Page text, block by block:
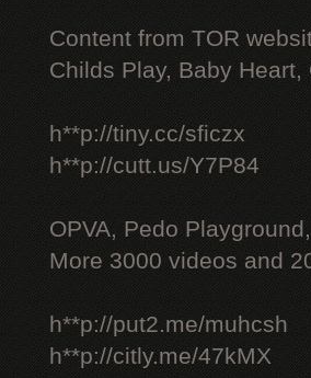
Content from TOR
Childs Play, Baby
h**p://tiny.cc/sficzx
h**p://cutt.us/Y7P84
OPVA, Pedo
More 3000 videos and
h**p://put2.me/muhcsh
h**p://citly.me/47kMX